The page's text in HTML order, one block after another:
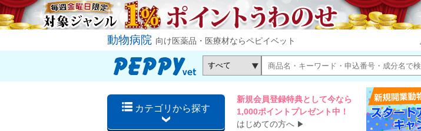
動物病院 向け医薬品・医療材ならペピイベット
カテゴリから探す
新規会員登録特典として今なら
1,000ポイントプレゼント中！
はじめての方へ ▶